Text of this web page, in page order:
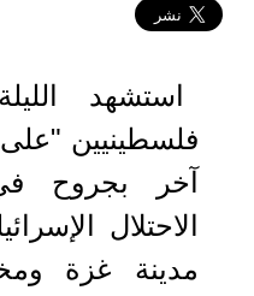
استشهد
فلسطينيين
آخر بجروح
الاحتلال
مدينة غزة